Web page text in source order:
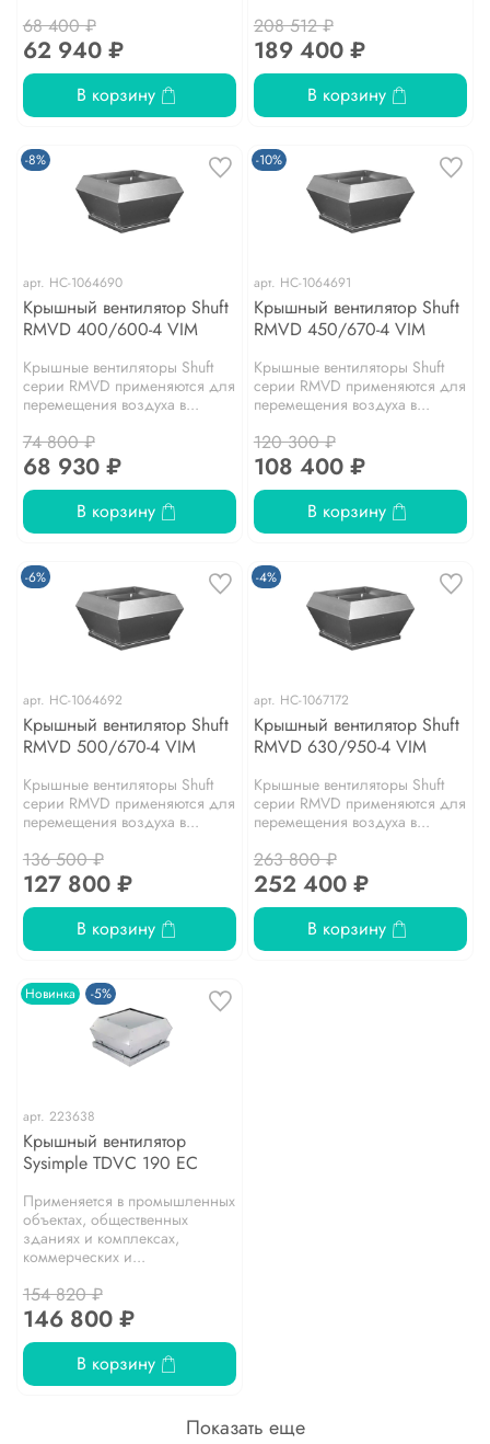
68 400 ₽
62 940 ₽
В корзину
208 512 ₽
189 400 ₽
В корзину
-8%
арт. НС-1064690
Крышный вентилятор Shuft
RMVD 400/600-4 VIM
Крышные вентиляторы Shuft
серии RMVD применяются для
перемещения воздуха в...
74 800 ₽
68 930 ₽
В корзину
-10%
арт. НС-1064691
Крышный вентилятор Shuft
RMVD 450/670-4 VIM
Крышные вентиляторы Shuft
серии RMVD применяются для
перемещения воздуха в...
120 300 ₽
108 400 ₽
В корзину
-6%
арт. НС-1064692
Крышный вентилятор Shuft
RMVD 500/670-4 VIM
Крышные вентиляторы Shuft
серии RMVD применяются для
перемещения воздуха в...
136 500 ₽
127 800 ₽
В корзину
-4%
арт. НС-1067172
Крышный вентилятор Shuft
RMVD 630/950-4 VIM
Крышные вентиляторы Shuft
серии RMVD применяются для
перемещения воздуха в...
263 800 ₽
252 400 ₽
В корзину
Новинка -5%
арт. 223638
Крышный вентилятор
Sysimple TDVC 190 EC
Применяется в промышленных
объектах, общественных
зданиях и комплексах,
коммерческих и...
154 820 ₽
146 800 ₽
В корзину
Показать еще